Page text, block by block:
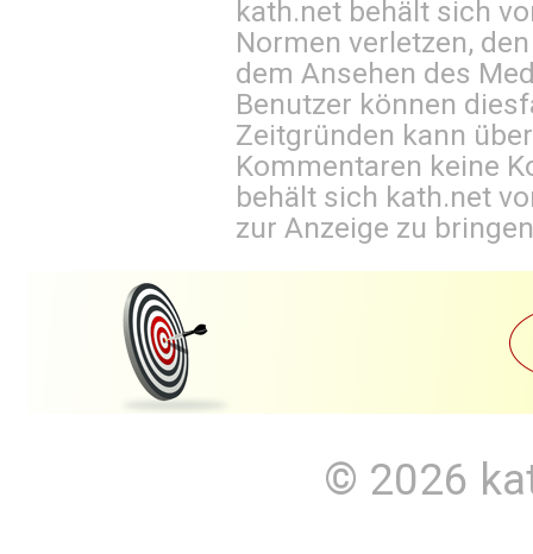
kath.net behält sich
Normen verletzen,
dem Ansehen des
Benutzer können
Zeitgründen kann
Kommentaren keine
behält sich kath.net
zur Anzeige zu
© 2026